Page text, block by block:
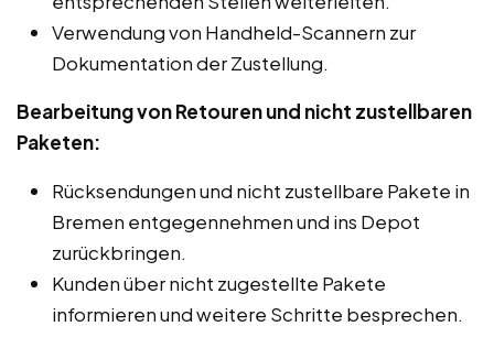
Verwendung von Handheld-Scannern zur
Dokumentation der Zustellung.
Bearbeitung von Retouren und nicht zustellbaren
Paketen:
Rücksendungen und nicht zustellbare Pakete in
Bremen entgegennehmen und ins Depot
zurückbringen.
Kunden über nicht zugestellte Pakete
informieren und weitere Schritte besprechen.